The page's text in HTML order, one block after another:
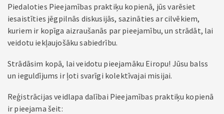
Piedaloties Pieejamības praktiķu kopienā, jūs varēsiet
iesaistīties jēgpilnās diskusijās, sazināties ar cilvēkiem,
kuriem ir kopīga aizraušanās par pieejamību, un strādāt, lai
veidotu iekļaujošāku sabiedrību.
Strādāsim kopā, lai veidotu pieejamāku Eiropu! Jūsu balss
un ieguldījums ir ļoti svarīgi kolektīvajai misijai.
Reģistrācijas veidlapa dalībai Pieejamības praktiķu kopienā
ir pieejama šeit: